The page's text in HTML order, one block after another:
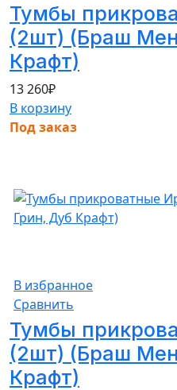
Тумбы
(2шт) (Браш
Крафт)
13 260₽
В корзину
Под заказ
В избранное
Сравнить
Тумбы
(2шт) (Браш
Крафт)